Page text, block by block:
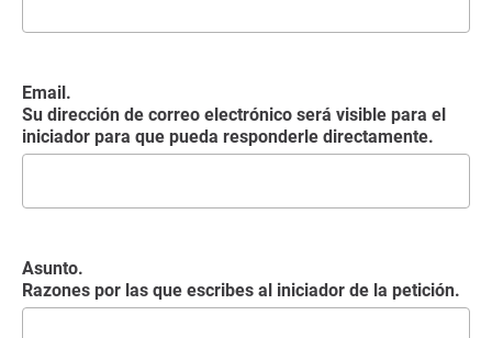
Email.
Su dirección de correo electrónico será visible para el
iniciador para que pueda responderle directamente.
Asunto.
Razones por las que escribes al iniciador de la petición.